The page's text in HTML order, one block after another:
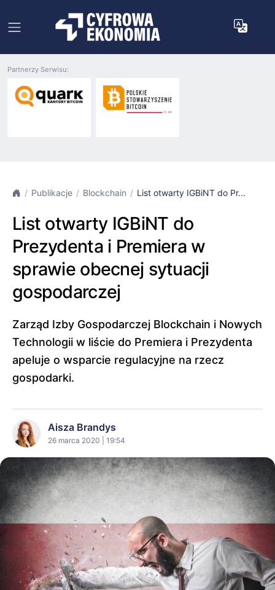
Partnerzy Serwisu:
Publikacje Blockchain List otwarty IGBiNT do Pr...
List otwarty IGBiNT do
Prezydenta i Premiera w
sprawie obecnej sytuacji
gospodarczej
Zarząd Izby Gospodarczej Blockchain i Nowych
Technologii w liście do Premiera i Prezydenta
apeluje o wsparcie regulacyjne na rzecz
gospodarki.
Aisza Brandys
26 marca 2020 | 19:54